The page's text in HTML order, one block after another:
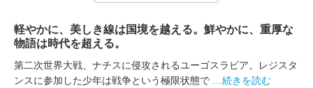
軽やかに、美しき線は国境を越える。鮮やかに、重厚な
物語は時代を超える。
第二次世界大戦、ナチスに侵攻されるユーゴスラビア。レジスタ
ンスに参加した少年は戦争という極限状態で
…続きを読む